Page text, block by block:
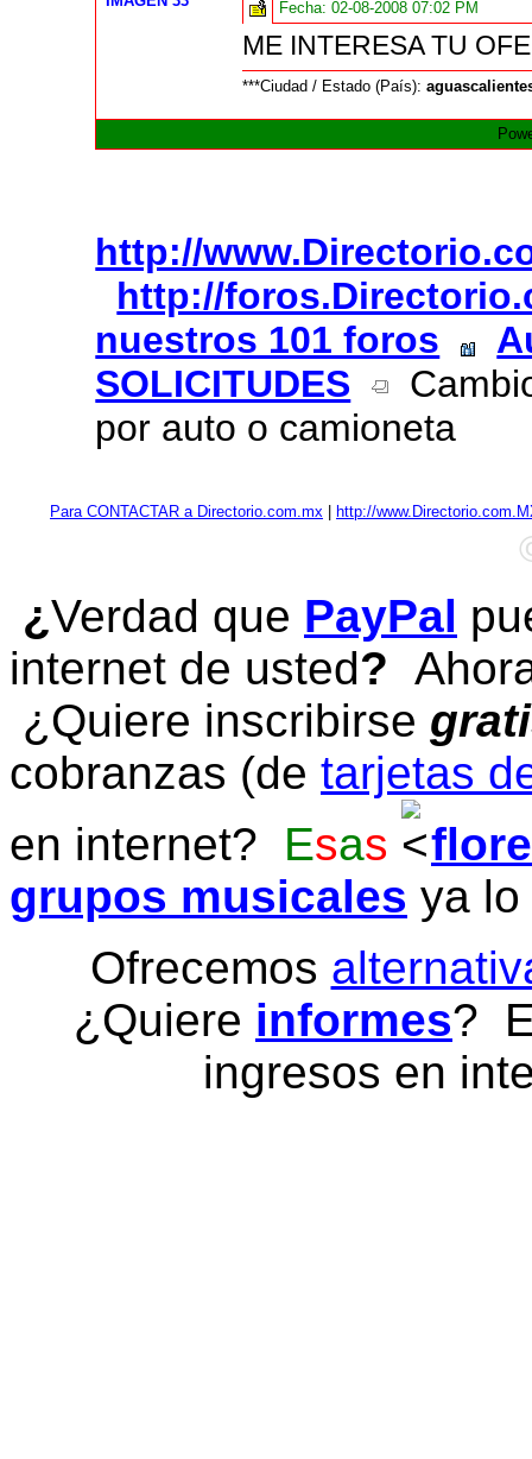
Fecha:02-08-2008 07:02 PM
ME INTERESA TU
***Ciudad / Estado (País):
http://
http://
nuestros 101 foros
SOLICITUDES
por auto o camioneta
Para CONTACTAR a Directorio.com.mx http://
¿Verdad que PayPal
internet de usted?
¿Quiere inscribirse
cobranzas (de tarjetas
en internet? Esas
grupos musicales ya
Ofrecemos
¿Quiere informes?
ingresos en